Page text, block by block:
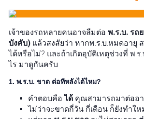
เจ้าของรถหลายคนอาจลืมต่อ พ.ร.บ. รถ
บังคับ) แล้วสงสัยว่า หากพ.ร.บ.หมดอายุ
ได้หรือไม่? และถ้าเกิดอุบัติเหตุช่วงที่ พ.ร
ไร มาดูกันครับ
1. พ.ร.บ. ขาด ต่อทีหลังได้ไหม?
คำตอบคือได้ คุณสามารถมาต่ออา
ไม่ว่าจะขาดกี่วัน กี่เดือน ก็ยังทำให